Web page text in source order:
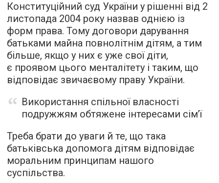
Конституційний суд України у рішенні від 2
листопада 2004 року назвав однією із
форм права. Тому договори дарування
батьками майна повнолітнім дітям, а тим
більше, якщо у них є уже свої діти,
є проявом цього менталітету і таким, що
відповідає звичаєвому праву України.
Використання спільної власності
подружжям обтяжене інтересами сім’ї
Треба брати до уваги й те, що така
батьківська допомога дітям відповідає
моральним принципам нашого
суспільства.